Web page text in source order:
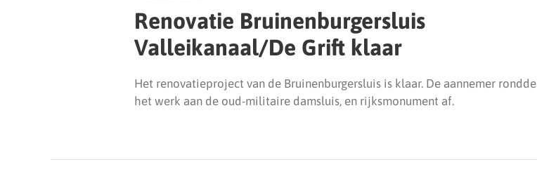
Renovatie Bruinenburgersluis
Valleikanaal/De Grift klaar
Het renovatieproject van de Bruinenburgersluis is klaar. De aannemer rondde
het werk aan de oud-militaire damsluis, en rijksmonument af.